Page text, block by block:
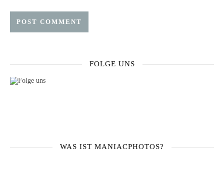
FOLGE UNS
WAS IST MANIACPHOTOS?